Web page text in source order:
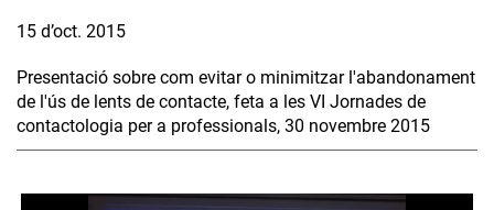
15 d’oct. 2015
Presentació sobre com evitar o minimitzar l'abandonament
de l'ús de lents de contacte, feta a les VI Jornades de
contactologia per a professionals, 30 novembre 2015